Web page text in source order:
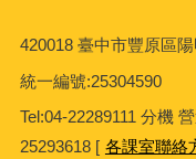
420018 臺中市豐原區
統一編號:25304590
Tel:04-22289111 分機
25293618 [ 各課室聯絡